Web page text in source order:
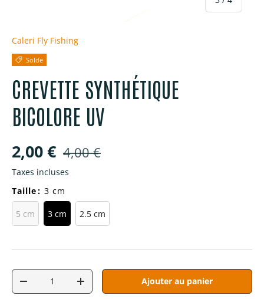
Caleri Fly Fishing
Solde
CREVETTE SYNTHÉTIQUE
BICOLORE UV
Prix soldé
2,00 € Prix habituel
4,00 €
Taxes incluses
Taille: 3 cm
5 cm 3 cm 2.5 cm
Qté
Diminuer la quantitéAugmenter la quantitéAjouter au panier